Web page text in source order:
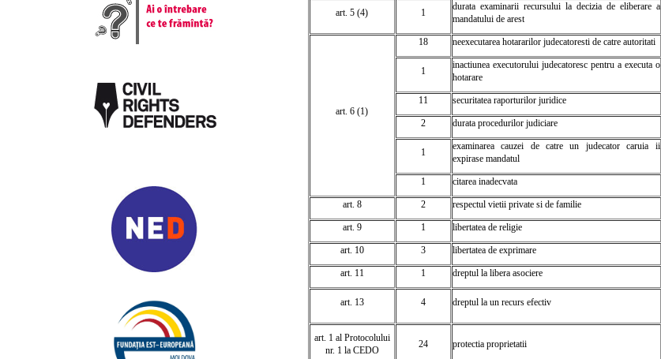
art. 5 (4) 1
durata examinarii recursului la decizia de eliberare a
mandatului de arest
art. 6 (1)
18 neexecutarea hotararilor judecatoresti de catre autoritati
1
inactiunea executorului judecatoresc pentru a executa o
hotarare
11 securitatea raporturilor juridice
2 durata procedurilor judiciare
1
examinarea cauzei de catre un judecator caruia ii
expirase mandatul
1 citarea inadecvata
art. 8 2 respectul vietii private si de familie
art. 9 1 libertatea de religie
art. 10 3 libertatea de exprimare
art. 11 1 dreptul la libera asociere
art. 13 4 dreptul la un recurs efectiv
art. 1 al Protocolului
nr. 1 la CEDO
24 protectia proprietatii